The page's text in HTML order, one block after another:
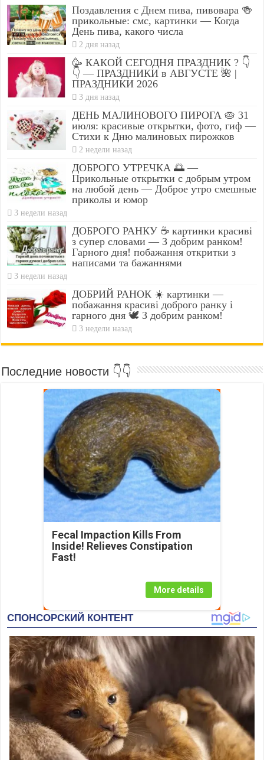
Поздавления с Днем пива, пивовара 🍻
прикольные: смс, картинки — Когда
День пива, какого числа
2 дня назад
🥳 КАКОЙ СЕГОДНЯ ПРАЗДНИК ? 👇
👇 — ПРАЗДНИКИ в АВГУСТЕ 🌺 |
ПРАЗДНИКИ 2026
3 дня назад
ДЕНЬ МАЛИНОВОГО ПИРОГА 🥧 31
июля: красивые открытки, фото, гиф —
Стихи к Дню малиновых пирожков
2 недели назад
ДОБРОГО УТРЕЧКА 🌅 —
Прикольные открытки с добрым утром
на любой день — Доброе утро смешные
приколы и юмор
3 недели назад
ДОБРОГО РАНКУ ☕ картинки красиві
з супер словами — З добрим ранком!
Гарного дня! побажання откритки з
написами та бажаннями
3 недели назад
ДОБРИЙ РАНОК ☀️ картинки —
побажання красиві доброго ранку і
гарного дня 🕊️ З добрим ранком!
3 недели назад
Последние новости 👇👇
Fecal Impaction Kills From
Inside! Relieves Constipation
Fast!
More details